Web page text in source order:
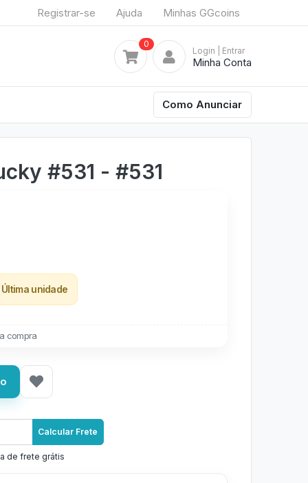
Registrar-se Ajuda Minhas GGcoins
0
Login | Entrar
Minha Conta
Como Anunciar
#531 - #531
Última unidade
compra
Calcular Frete
de frete grátis